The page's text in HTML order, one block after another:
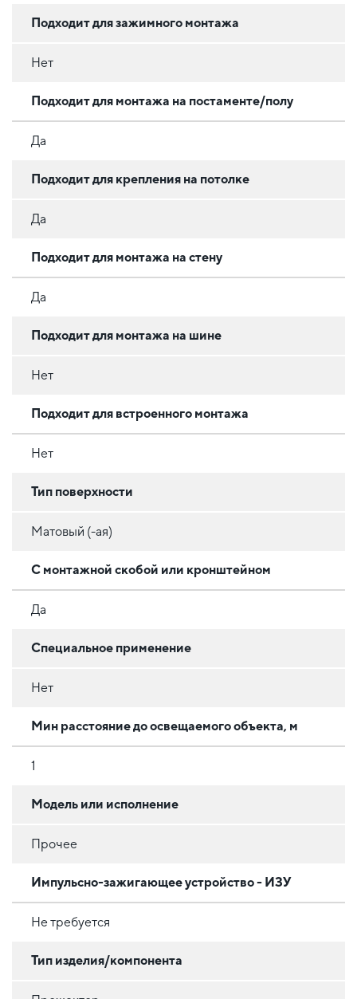
Подходит для зажимного монтажа
Нет
Подходит для монтажа на постаменте/полу
Да
Подходит для крепления на потолке
Да
Подходит для монтажа на стену
Да
Подходит для монтажа на шине
Нет
Подходит для встроенного монтажа
Нет
Тип поверхности
Матовый (-ая)
С монтажной скобой или кронштейном
Да
Специальное применение
Нет
Мин расстояние до освещаемого объекта, м
1
Модель или исполнение
Прочее
Импульсно-зажигающее устройство - ИЗУ
Не требуется
Тип изделия/компонента